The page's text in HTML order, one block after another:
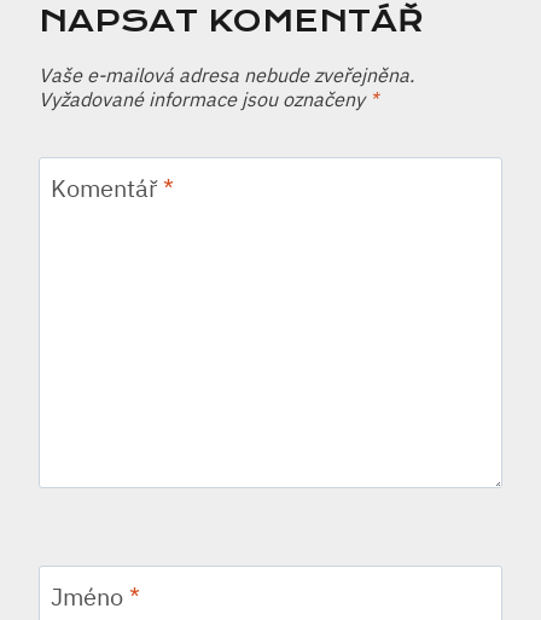
NAPSAT KOMENTÁŘ
Vaše e-mailová adresa nebude zveřejněna.
Vyžadované informace jsou označeny *
Komentář*
Jméno *